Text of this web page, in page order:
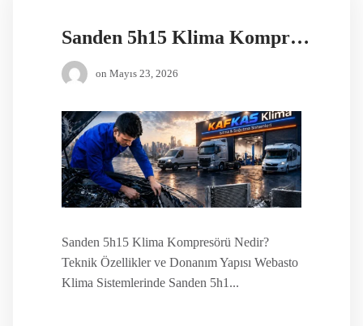
Sanden 5h15 Klima Kompresörü
on Mayıs 23, 2026
Sanden 5h15 Klima Kompresörü Nedir?
Teknik Özellikler ve Donanım Yapısı Webasto
Klima Sistemlerinde Sanden 5h1...